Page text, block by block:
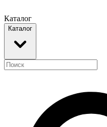
Каталог
Каталог